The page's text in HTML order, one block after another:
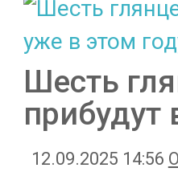
Шесть
прибудут
12.09.2025 14:56